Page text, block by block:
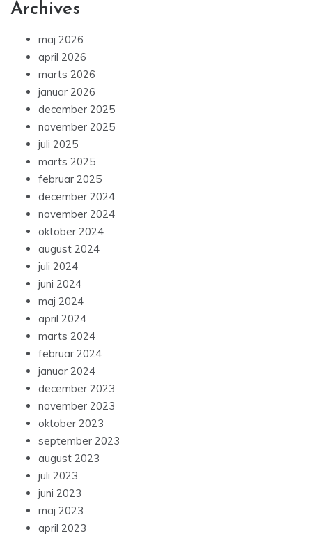
Archives
maj 2026
april 2026
marts 2026
januar 2026
december 2025
november 2025
juli 2025
marts 2025
februar 2025
december 2024
november 2024
oktober 2024
august 2024
juli 2024
juni 2024
maj 2024
april 2024
marts 2024
februar 2024
januar 2024
december 2023
november 2023
oktober 2023
september 2023
august 2023
juli 2023
juni 2023
maj 2023
april 2023